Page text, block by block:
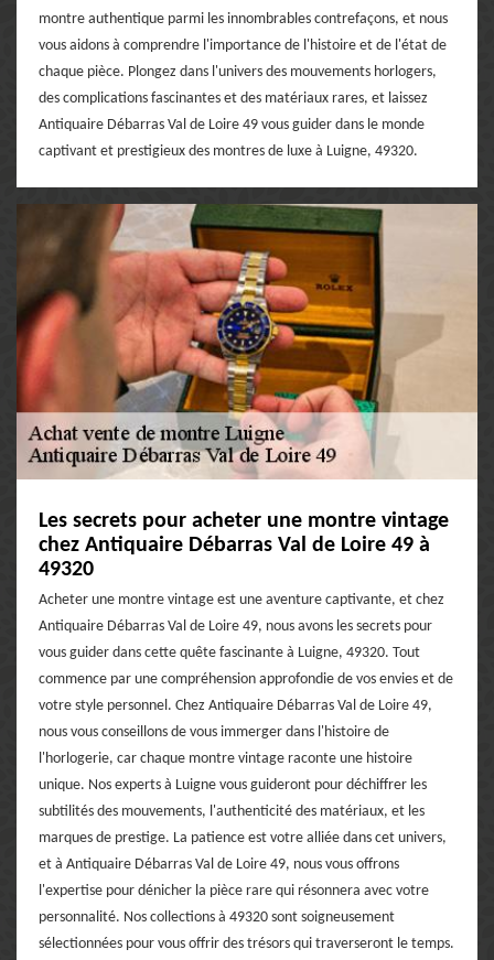
montre authentique parmi les innombrables contrefaçons, et nous
vous aidons à comprendre l'importance de l'histoire et de l'état de
chaque pièce. Plongez dans l'univers des mouvements horlogers,
des complications fascinantes et des matériaux rares, et laissez
Antiquaire Débarras Val de Loire 49 vous guider dans le monde
captivant et prestigieux des montres de luxe à Luigne, 49320.
Les secrets pour acheter une montre vintage
chez Antiquaire Débarras Val de Loire 49 à
49320
Acheter une montre vintage est une aventure captivante, et chez
Antiquaire Débarras Val de Loire 49, nous avons les secrets pour
vous guider dans cette quête fascinante à Luigne, 49320. Tout
commence par une compréhension approfondie de vos envies et de
votre style personnel. Chez Antiquaire Débarras Val de Loire 49,
nous vous conseillons de vous immerger dans l'histoire de
l'horlogerie, car chaque montre vintage raconte une histoire
unique. Nos experts à Luigne vous guideront pour déchiffrer les
subtilités des mouvements, l'authenticité des matériaux, et les
marques de prestige. La patience est votre alliée dans cet univers,
et à Antiquaire Débarras Val de Loire 49, nous vous offrons
l'expertise pour dénicher la pièce rare qui résonnera avec votre
personnalité. Nos collections à 49320 sont soigneusement
sélectionnées pour vous offrir des trésors qui traverseront le temps.